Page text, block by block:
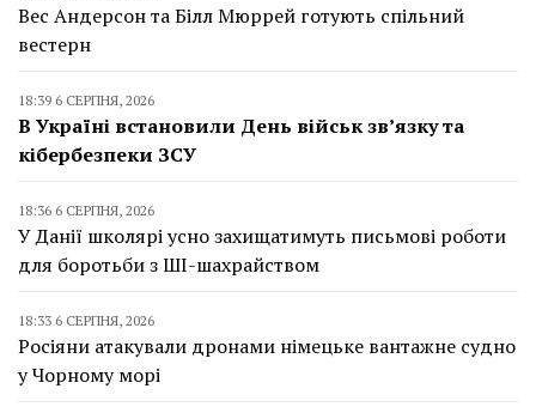
Вес Андерсон та Білл Мюррей готують спільний
вестерн
18:39 6 СЕРПНЯ, 2026
В Україні встановили День військ зв’язку та
кібербезпеки ЗСУ
18:36 6 СЕРПНЯ, 2026
У Данії школярі усно захищатимуть письмові роботи
для боротьби з ШІ-шахрайством
18:33 6 СЕРПНЯ, 2026
Росіяни атакували дронами німецьке вантажне судно
у Чорному морі